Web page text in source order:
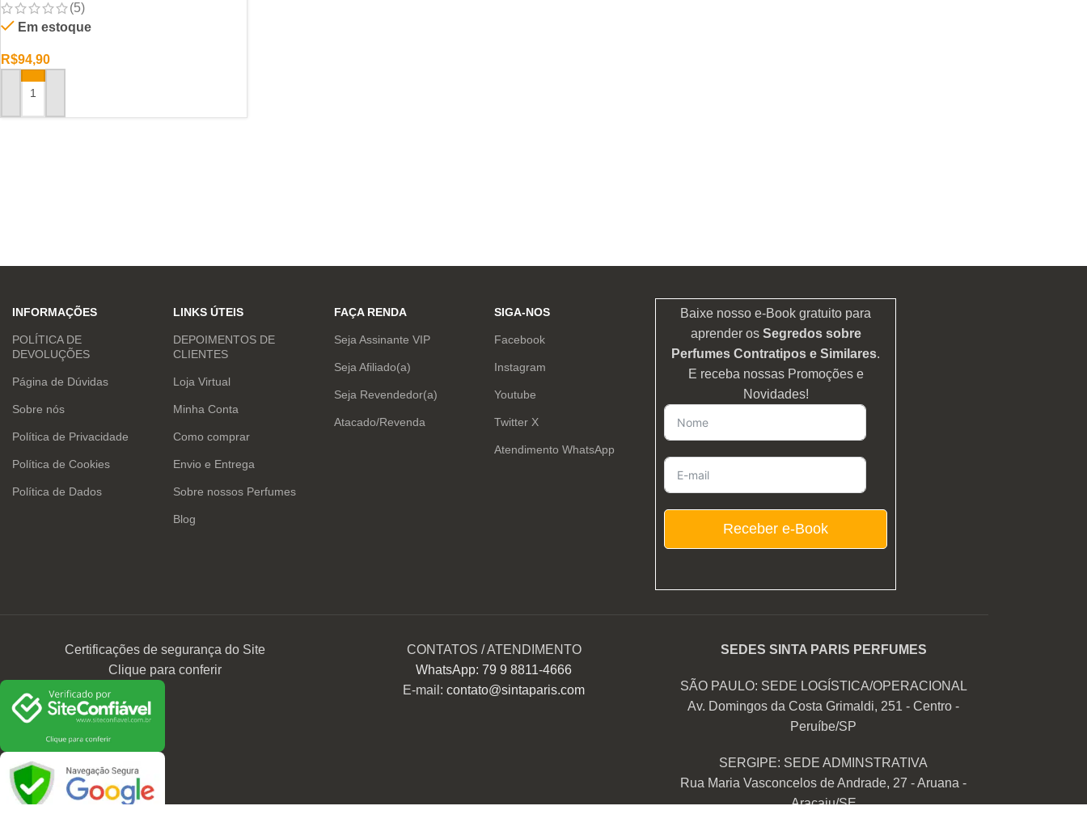
(5)
Em estoque
R$94,90
ADICIONAR AO CARRINHO
INFORMAÇÕES
POLÍTICA DE
DEVOLUÇÕES
Página de Dúvidas
Sobre nós
Política de Privacidade
Política de Cookies
Política de Dados
LINKS ÚTEIS
DEPOIMENTOS DE
CLIENTES
Loja Virtual
Minha Conta
Como comprar
Envio e Entrega
Sobre nossos Perfumes
Blog
FAÇA RENDA
Seja Assinante VIP
Seja Afiliado(a)
Seja Revendedor(a)
Atacado/Revenda
SIGA-NOS
Facebook
Instagram
Youtube
Twitter X
Atendimento WhatsApp
Baixe nosso e-Book gratuito para
aprender os Segredos sobre
Perfumes Contratipos e Similares.
E receba nossas Promoções e
Novidades!
Receber e-Book
Certificações de segurança do Site
Clique para conferir
CONTATOS / ATENDIMENTO
WhatsApp: 79 9 8811-4666
E-mail:contato@sintaparis.com
SEDES SINTA PARIS PERFUMES
SÃO PAULO: SEDE LOGÍSTICA/OPERACIONAL
Av. Domingos da Costa Grimaldi, 251 - Centro -
Peruíbe/SP
SERGIPE: SEDE ADMINSTRATIVA
Rua Maria Vasconcelos de Andrade, 27 - Aruana -
Aracaju/SE